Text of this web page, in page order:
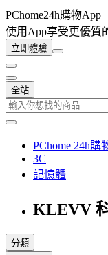
PChome24h購物App
使用App享受更優質
立即體驗
全站
PChome 24h購
3C
記憶體
KLEVV
分類